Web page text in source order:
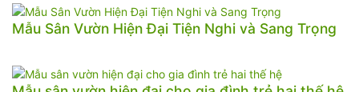
Mẫu Sân Vườn Hiện Đại Tiện Nghi và Sang Trọng